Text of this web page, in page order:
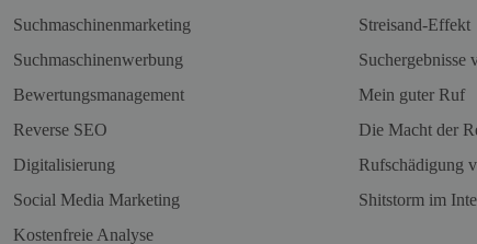
Suchmaschinenmarketing
Suchmaschinenwerbung
Bewertungsmanagement
Reverse SEO
Digitalisierung
Social Media Marketing
Kostenfreie Analyse
Streisand-Effekt
Suchergebnisse
Mein guter Ruf
Die Macht der
Rufschädigung
Shitstorm im